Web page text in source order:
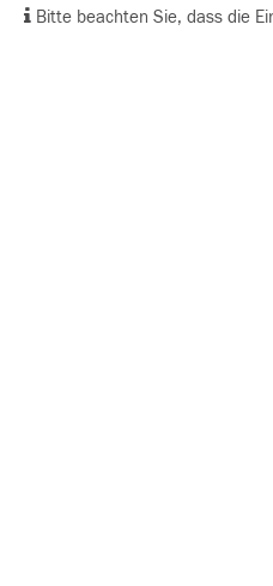
Bitte beachten Sie, dass die